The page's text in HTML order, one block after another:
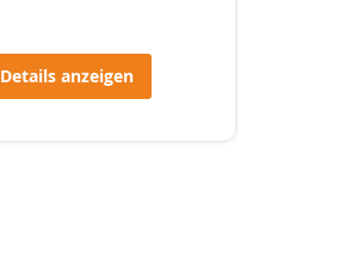
Details anzeigen